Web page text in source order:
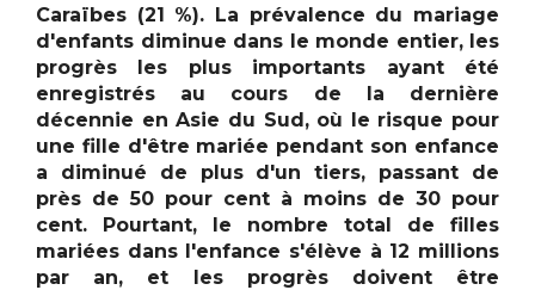
Caraïbes (21 %). La prévalence du mariage
d'enfants diminue dans le monde entier, les
progrès les plus importants ayant été
enregistrés au cours de la dernière
décennie en Asie du Sud, où le risque pour
une fille d'être mariée pendant son enfance
a diminué de plus d'un tiers, passant de
près de 50 pour cent à moins de 30 pour
cent. Pourtant, le nombre total de filles
mariées dans l'enfance s'élève à 12 millions
par an, et les progrès doivent être